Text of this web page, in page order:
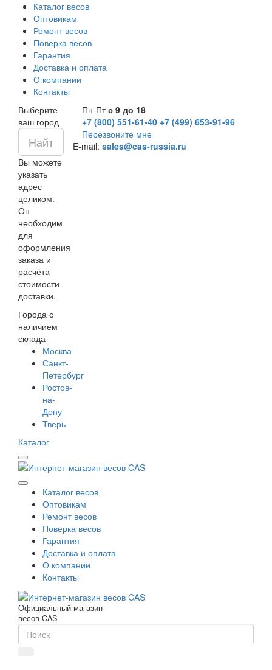
Каталог весов
Оптовикам
Ремонт весов
Поверка весов
Гарантия
Доставка и оплата
О компании
Контакты
Выберите
ваш город
Вы можете
указать
адрес
целиком.
Он
необходим
для
оформления
заказа и
расчёта
стоимости
доставки.
Города с
наличием
склада
Москва
Санкт-
Петербург
Ростов-
на-
Дону
Тверь
Пн-Птс 9 до 18
+7 (800) 551-61-40 +7 (499) 653-91-96
Перезвоните мне
E-mail: sales@cas-russia.ru
Каталог
Каталог весов
Оптовикам
Ремонт весов
Поверка весов
Гарантия
Доставка и оплата
О компании
Контакты
Официальный магазин
весов CAS